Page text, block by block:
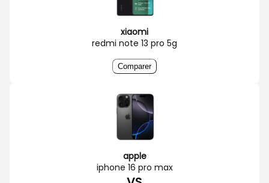
xiaomi
redmi note 13 pro 5g
Comparer
apple
iphone 16 pro max